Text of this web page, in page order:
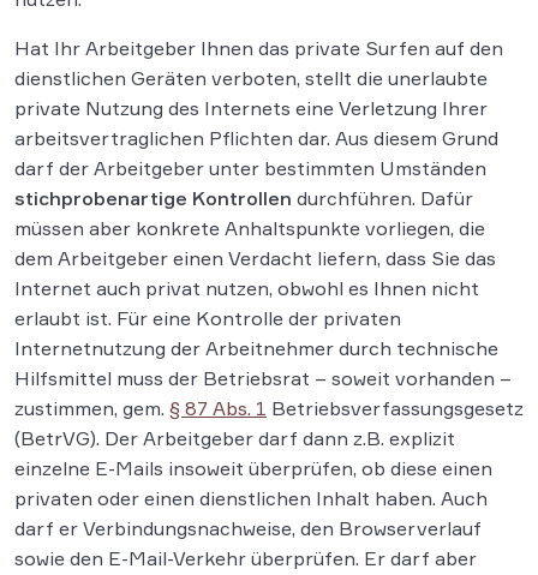
Hat Ihr Arbeitgeber Ihnen das private Surfen auf den
dienstlichen Geräten verboten, stellt die unerlaubte
private Nutzung des Internets eine Verletzung Ihrer
arbeitsvertraglichen Pflichten dar. Aus diesem Grund
darf der Arbeitgeber unter bestimmten Umständen
stichprobenartige Kontrollen durchführen. Dafür
müssen aber konkrete Anhaltspunkte vorliegen, die
dem Arbeitgeber einen Verdacht liefern, dass Sie das
Internet auch privat nutzen, obwohl es Ihnen nicht
erlaubt ist. Für eine Kontrolle der privaten
Internetnutzung der Arbeitnehmer durch technische
Hilfsmittel muss der Betriebsrat – soweit vorhanden –
zustimmen, gem. § 87 Abs. 1 Betriebsverfassungsgesetz
(BetrVG). Der Arbeitgeber darf dann z.B. explizit
einzelne E-Mails insoweit überprüfen, ob diese einen
privaten oder einen dienstlichen Inhalt haben. Auch
darf er Verbindungsnachweise, den Browserverlauf
sowie den E-Mail-Verkehr überprüfen. Er darf aber